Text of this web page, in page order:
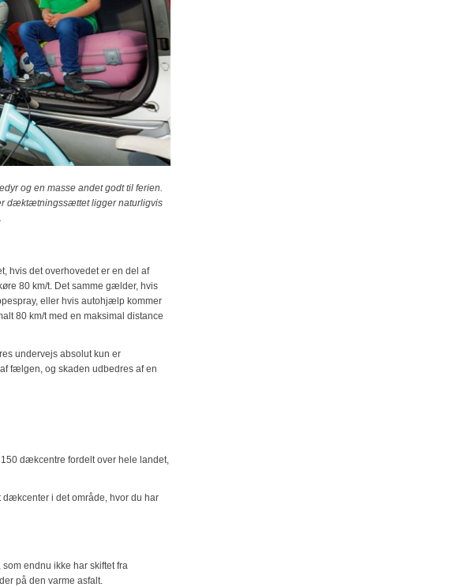
og en masse andet godt til ferien.
dæktætningssættet ligger naturligvis
hvis det overhovedet er en del af
80 km/t. Det samme gælder, hvis
eller hvis autohjælp kommer
80 km/t med en maksimal distance
undervejs absolut kun er
fælgen, og skaden udbedres af en
dækcentre fordelt over hele landet,
dækcenter i det område, hvor du har
endnu ikke har skiftet fra
på den varme asfalt.